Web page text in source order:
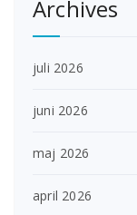
Archives
juli 2026
juni 2026
maj 2026
april 2026